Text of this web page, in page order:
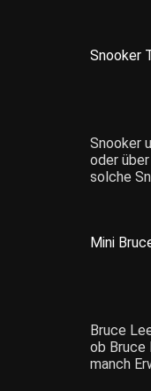
Snooker
Snooker
oder
solche
Mini
Bruce
ob Bruce
manch